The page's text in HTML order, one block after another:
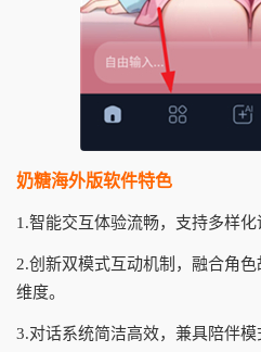
奶糖海外版软件特色
1.智能交互体验流畅，支持多样化
2.创新双模式互动机制，融合角
维度。
3.对话系统简洁高效，兼具陪伴